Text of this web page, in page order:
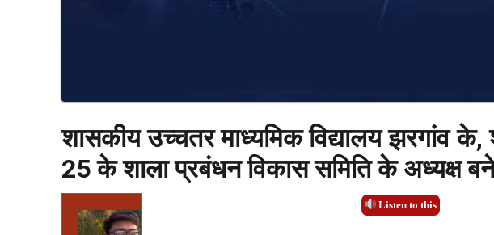
शासकीय उच्चतर माध्यमिक विद्यालय झरगांव
25 के शाला प्रबंधन विकास समिति के अध्यक्ष
Listen to this